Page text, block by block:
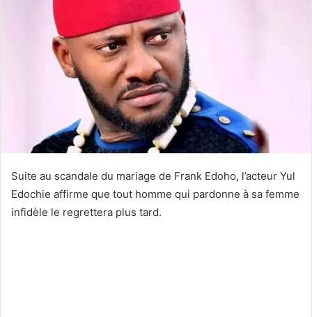
Suite au scandale du mariage de Frank Edoho, l’acteur Yul
Edochie affirme que tout homme qui pardonne à sa femme
infidèle le regrettera plus tard.